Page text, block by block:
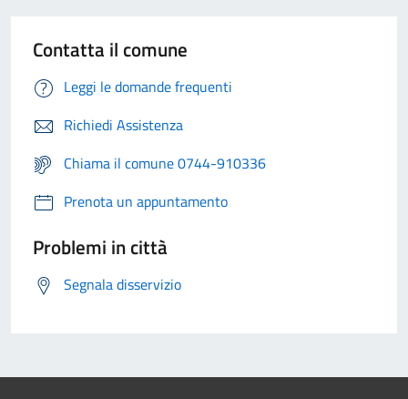
Contatta il comune
Leggi le domande frequenti
Richiedi Assistenza
Chiama il comune 0744-910336
Prenota un appuntamento
Problemi in città
Segnala disservizio